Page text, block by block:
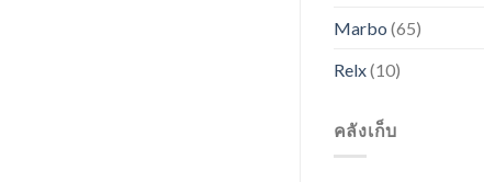
Marbo (65)
Relx(10)
คลังเก็บ